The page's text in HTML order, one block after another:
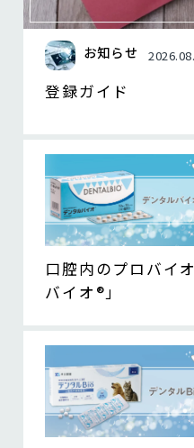
お知らせ
登録ガイド
口腔内のプロバイ
バイオ®」